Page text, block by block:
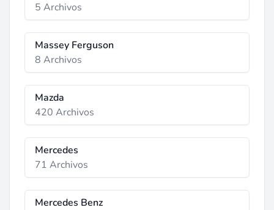
5 Archivos
Massey Ferguson
8 Archivos
Mazda
420 Archivos
Mercedes
71 Archivos
Mercedes Benz